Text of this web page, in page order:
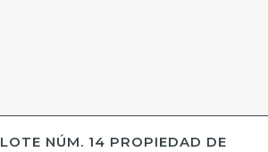
LOTE NÚM. 14 PROPIEDAD DE